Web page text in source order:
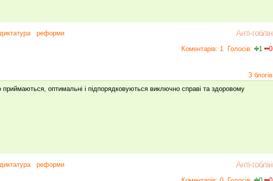
диктатура реформи Анті-гоблін
Коментарів: 1 Голосів: 1 0
З блогів
оптимальні і підпорядковуються виключно справі та здоровому
диктатура реформи Анті-гоблін